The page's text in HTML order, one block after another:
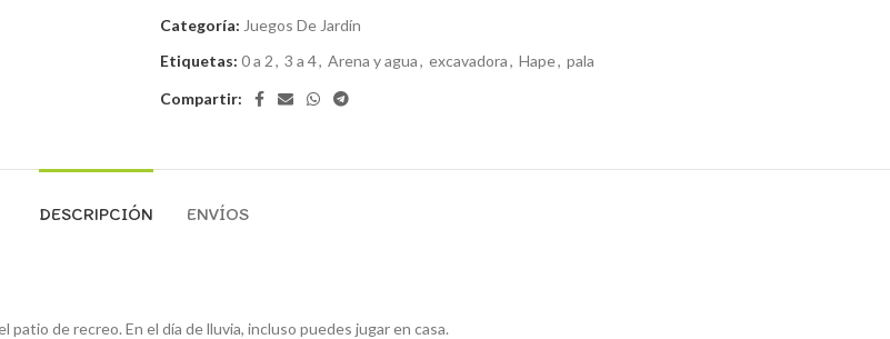
Categoría: Juegos De Jardín
Etiquetas: 0 a 2, 3 a 4, Arena y agua, excavadora, Hape, pala
Compartir:
DESCRIPCIÓN ENVÍOS
patio de recreo. En el día de lluvia, incluso puedes jugar en casa.